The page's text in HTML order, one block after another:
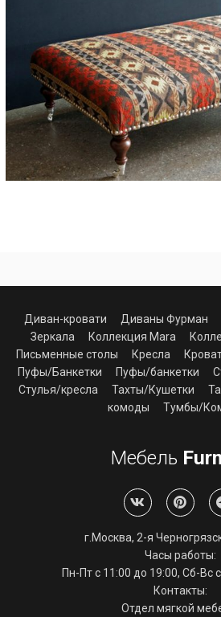
Диван-кровати Диваны Фурман
Зеркала
Коллекция Mara
Письменные столы
Кресла
Пуфы/Банкетки
Пуфы/банкетки
Стулья/кресла
Тахты/Кушетки
комоды
Тумбы/
Мебель
г.Москва, 2-я
Часы работы:
Пн-Пт с 11:00 до 19:00, Сб-Вс
Контакты:
Отдел мягкой